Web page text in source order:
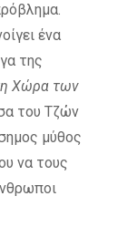
ένα
της
Χώρα των
του Τζών
μύθος
να τους